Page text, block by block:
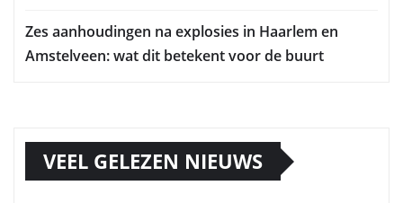
Zes aanhoudingen na explosies in Haarlem en
Amstelveen: wat dit betekent voor de buurt
VEEL GELEZEN NIEUWS